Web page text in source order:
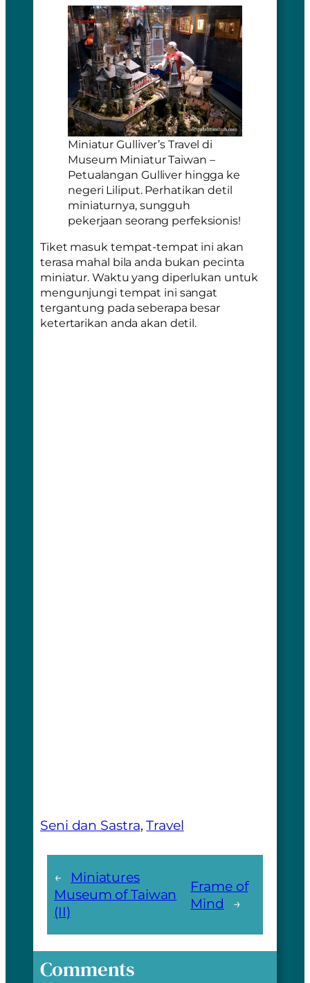
Miniatur Gulliver’s Travel di
Museum Miniatur Taiwan –
Petualangan Gulliver hingga ke
negeri Liliput. Perhatikan detil
miniaturnya, sungguh
pekerjaan seorang perfeksionis!
Tiket masuk tempat-tempat ini akan
terasa mahal bila anda bukan pecinta
miniatur. Waktu yang diperlukan untuk
mengunjungi tempat ini sangat
tergantung pada seberapa besar
ketertarikan anda akan detil.
Seni dan Sastra, Travel
←
Miniatures
Museum of Taiwan
(II)
Frame of
Mind
→
Comments